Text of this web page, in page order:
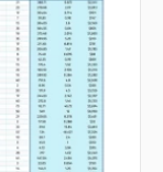
del
Controllare
e
essere